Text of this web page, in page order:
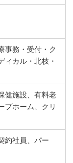
事務・受付・ク
ィカル・北枝・
健施設、有料老
プホーム、クリ
約社員、パー